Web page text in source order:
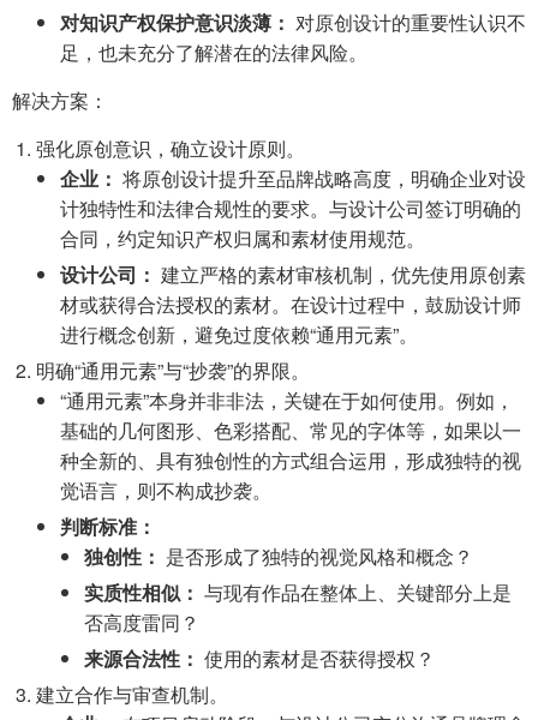
对知识产权保护意识淡薄： 对原创设计的重要性认识不
足，也未充分了解潜在的法律风险。
解决方案：
强化原创意识，确立设计原则。
企业： 将原创设计提升至品牌战略高度，明确企业对设
计独特性和法律合规性的要求。与设计公司签订明确的
合同，约定知识产权归属和素材使用规范。
设计公司： 建立严格的素材审核机制，优先使用原创素
材或获得合法授权的素材。在设计过程中，鼓励设计师
进行概念创新，避免过度依赖“通用元素”。
明确“通用元素”与“抄袭”的界限。
“通用元素”本身并非非法，关键在于如何使用。例如，
基础的几何图形、色彩搭配、常见的字体等，如果以一
种全新的、具有独创性的方式组合运用，形成独特的视
觉语言，则不构成抄袭。
判断标准：
独创性： 是否形成了独特的视觉风格和概念？
实质性相似： 与现有作品在整体上、关键部分上是
否高度雷同？
来源合法性： 使用的素材是否获得授权？
建立合作与审查机制。